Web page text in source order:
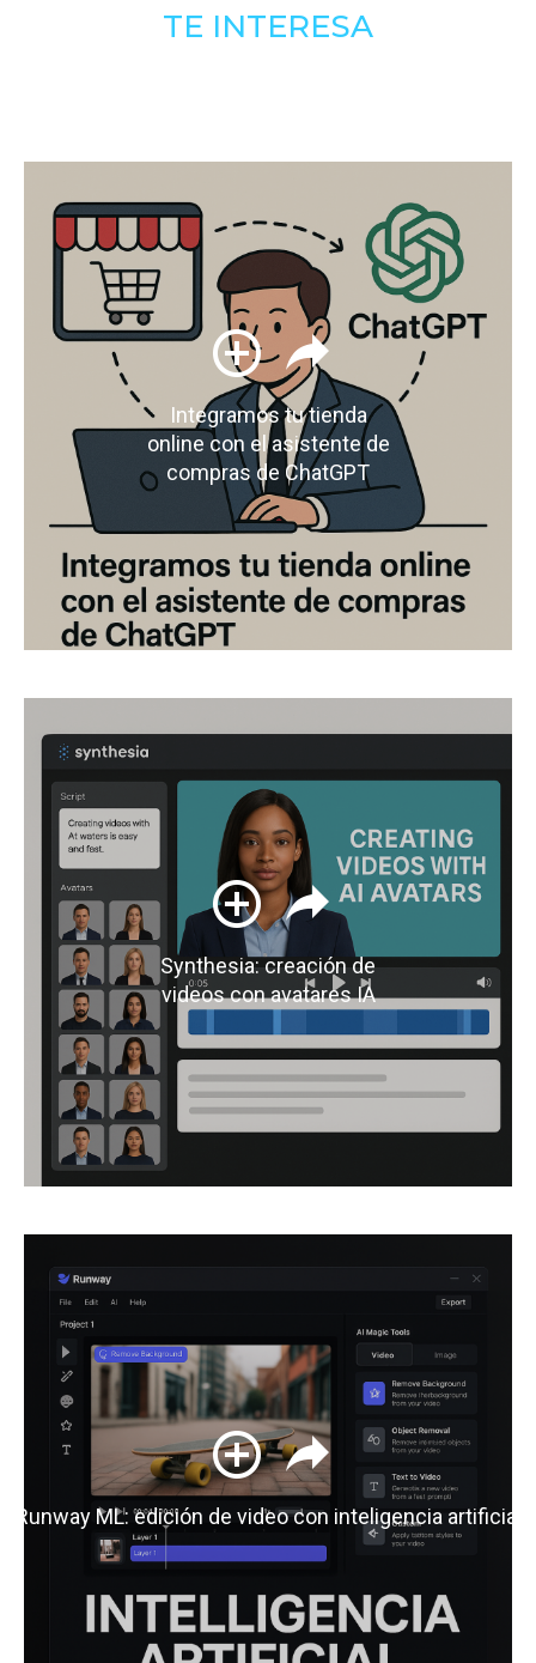
TE INTERESA
Integramos tu tienda
online con el asistente de
compras de ChatGPT
Synthesia: creación de
videos con avatares IA
Runway ML: edición de video con inteligencia artificial